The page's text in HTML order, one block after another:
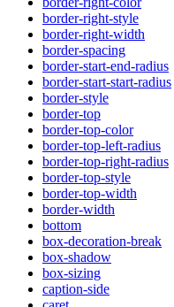
border-right-style
border-right-width
border-spacing
border-start-end-radius
border-start-start-radius
border-style
border-top
border-top-color
border-top-left-radius
border-top-right-radius
border-top-style
border-top-width
border-width
bottom
box-decoration-break
box-shadow
box-sizing
caption-side